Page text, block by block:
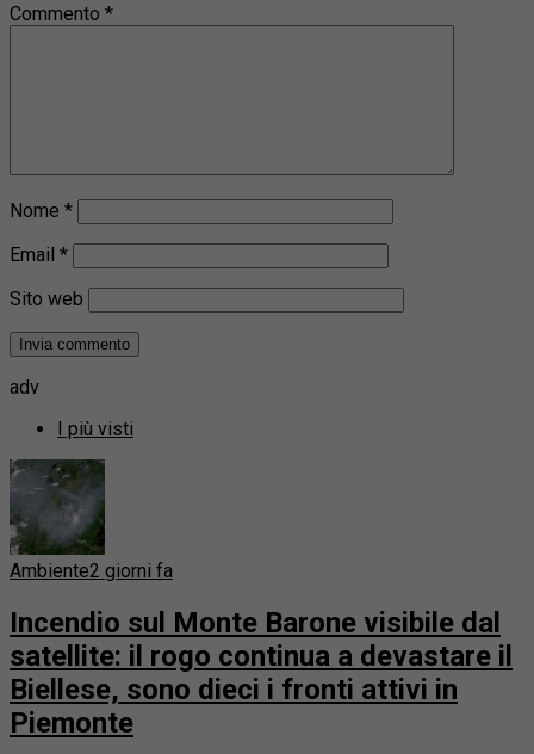
Commento *
Nome *
Email *
Sito web
adv
I più visti
Ambiente2 giorni fa
Incendio sul Monte Barone visibile dal
satellite: il rogo continua a devastare il
Biellese, sono dieci i fronti attivi in
Piemonte